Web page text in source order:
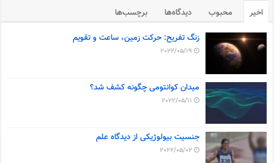
اخیر محبوب دیدگاه‌ها برچسب‌ها
زنگ تفریح: حرکت زمین، ساعت و تقویم
2022/05/19
میدان کوانتومی چگونه کشف شد؟
2022/05/11
جنسیت بیولوژیکی از دیدگاه علم
2022/05/02